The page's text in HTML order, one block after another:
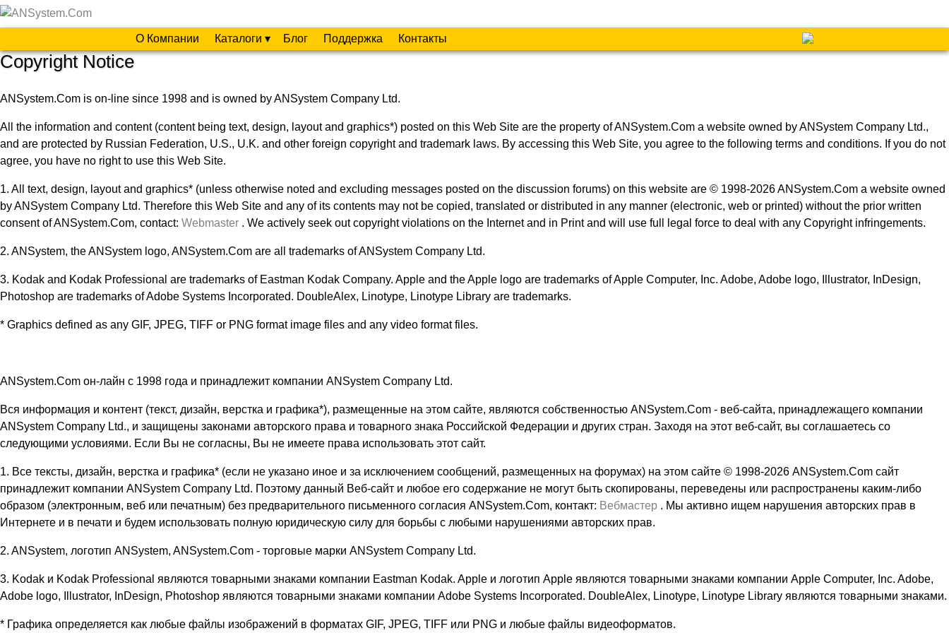
О Компании Каталоги ▾ Блог Поддержка Контакты
Copyright Notice
ANSystem.Com is on-line since 1998 and is owned by ANSystem Company Ltd.
All the information and content (content being text, design, layout and graphics*) posted on this Web Site are the property of ANSystem.Com a website owned by ANSystem Company Ltd.,
and are protected by Russian Federation, U.S., U.K. and other foreign copyright and trademark laws. By accessing this Web Site, you agree to the following terms and conditions. If you do not
agree, you have no right to use this Web Site.
1. All text, design, layout and graphics* (unless otherwise noted and excluding messages posted on the discussion forums) on this website are © 1998-2026 ANSystem.Com a website owned
by ANSystem Company Ltd. Therefore this Web Site and any of its contents may not be copied, translated or distributed in any manner (electronic, web or printed) without the prior written
consent of ANSystem.Com, contact: Webmaster . We actively seek out copyright violations on the Internet and in Print and will use full legal force to deal with any Copyright infringements.
2. ANSystem, the ANSystem logo, ANSystem.Com are all trademarks of ANSystem Company Ltd.
3. Kodak and Kodak Professional are trademarks of Eastman Kodak Company. Apple and the Apple logo are trademarks of Apple Computer, Inc. Adobe, Adobe logo, Illustrator, InDesign,
Photoshop are trademarks of Adobe Systems Incorporated. DoubleAlex, Linotype, Linotype Library are trademarks.
* Graphics defined as any GIF, JPEG, TIFF or PNG format image files and any video format files.
ANSystem.Com он-лайн с 1998 года и принадлежит компании ANSystem Company Ltd.
Вся информация и контент (текст, дизайн, верстка и графика*), размещенные на этом сайте, являются собственностью ANSystem.Com - веб-сайта, принадлежащего компании
ANSystem Company Ltd., и защищены законами авторского права и товарного знака Российской Федерации и других стран. Заходя на этот веб-сайт, вы соглашаетесь со
следующими условиями. Если Вы не согласны, Вы не имеете права использовать этот сайт.
1. Все тексты, дизайн, верстка и графика* (если не указано иное и за исключением сообщений, размещенных на форумах) на этом сайте © 1998-2026 ANSystem.Com сайт
принадлежит компании ANSystem Company Ltd. Поэтому данный Веб-сайт и любое его содержание не могут быть скопированы, переведены или распространены каким-либо
образом (электронным, веб или печатным) без предварительного письменного согласия ANSystem.Com, контакт: Вебмастер . Мы активно ищем нарушения авторских прав в
Интернете и в печати и будем использовать полную юридическую силу для борьбы с любыми нарушениями авторских прав.
2. ANSystem, логотип ANSystem, ANSystem.Com - торговые марки ANSystem Company Ltd.
3. Kodak и Kodak Professional являются товарными знаками компании Eastman Kodak. Apple и логотип Apple являются товарными знаками компании Apple Computer, Inc. Adobe,
Adobe logo, Illustrator, InDesign, Photoshop являются товарными знаками компании Adobe Systems Incorporated. DoubleAlex, Linotype, Linotype Library являются товарными знаками.
* Графика определяется как любые файлы изображений в форматах GIF, JPEG, TIFF или PNG и любые файлы видеоформатов.